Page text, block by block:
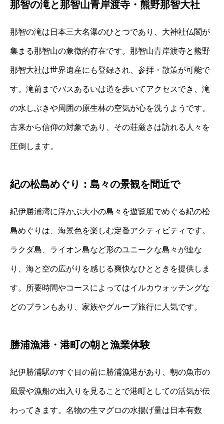
那智の滝と那智山青岸渡寺・熊野那智大社
那智の滝は日本三大名瀑のひとつであり、大神社仏閣が
集まる那智山の象徴的存在です。那智山青岸渡寺と熊野
那智大社は世界遺産にも登録され、参拝・散策が可能で
す。滝前までバスあるいは道を歩いてアクセスでき、滝
の水しぶきや周囲の原生林の空気が心を洗うようです。
古来から信仰の対象であり、その荘厳さは訪れる人々を
圧倒します。
紀の松島めぐり：島々の景観を間近で
紀伊勝浦湾に浮かぶ大小の島々を遊覧船でめぐる紀の松
島めぐりは、海景色を楽しむ定番アクティビティです。
ラクダ島、ライオン島など形のユニークな島々が連な
り、海と空の広がりを感じる爽快なひとときを提供しま
す。所要時間やコースによってはイルカウォッチングな
どのプランもあり、家族やグループ旅行に人気です。
勝浦漁港・港町の朝と漁業体験
紀伊勝浦駅のすぐ目の前に勝浦漁港があり、朝の魚市の
風景や漁船の出入りを見ることで港町としての活気が伝
わってきます。名物の生マグロの水揚げ量は日本有数